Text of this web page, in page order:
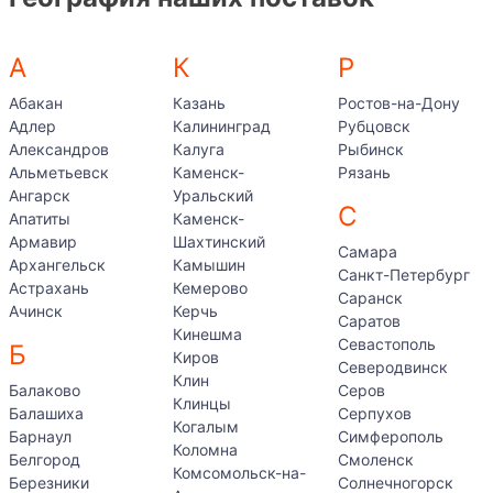
А
Абакан
Адлер
Александров
Альметьевск
Ангарск
Апатиты
Армавир
Архангельск
Астрахань
Ачинск
Б
Балаково
Балашиха
Барнаул
Белгород
Березники
К
Казань
Калининград
Калуга
Каменск-
Уральский
Каменск-
Шахтинский
Камышин
Кемерово
Керчь
Кинешма
Киров
Клин
Клинцы
Когалым
Коломна
Комсомольск-на-
Р
Ростов-на-Дону
Рубцовск
Рыбинск
Рязань
С
Самара
Санкт-Петербург
Саранск
Саратов
Севастополь
Северодвинск
Серов
Серпухов
Симферополь
Смоленск
Солнечногорск